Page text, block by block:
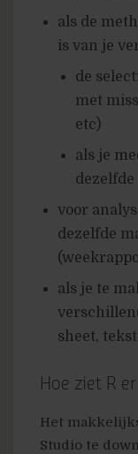
als de
is van je
de
met
etc)
als je
dezelfde
voor
dezelfde
als je te
sheet,
Hoe ziet R
Het
Studio te